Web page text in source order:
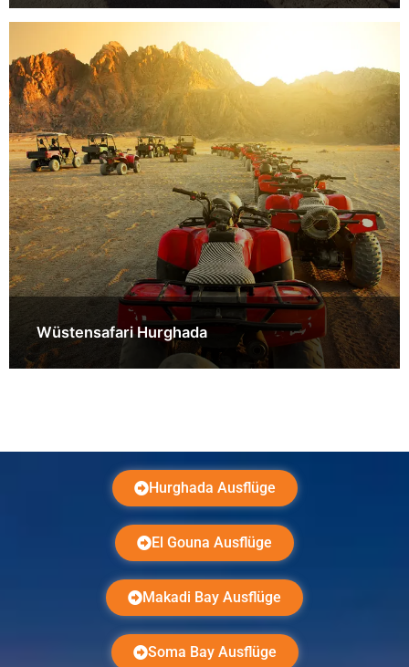
Wüstensafari Hurghada
Hurghada Ausflüge
El Gouna Ausflüge
Makadi Bay Ausflüge
Soma Bay Ausflüge